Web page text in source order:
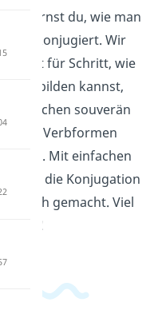
lernst du, wie man
konjugiert. Wir
Schritt für Schritt, wie
bilden kannst,
Deutschen souverän
Verbformen
kannst. Mit einfachen
dir die Konjugation
gemacht. Viel